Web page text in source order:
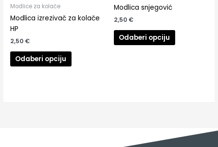
Modlice za kolače
Modlica izrezivač za kolače
HP
2,50 €
Odaberi opciju
Modlica snjegović
2,50 €
Odaberi opciju